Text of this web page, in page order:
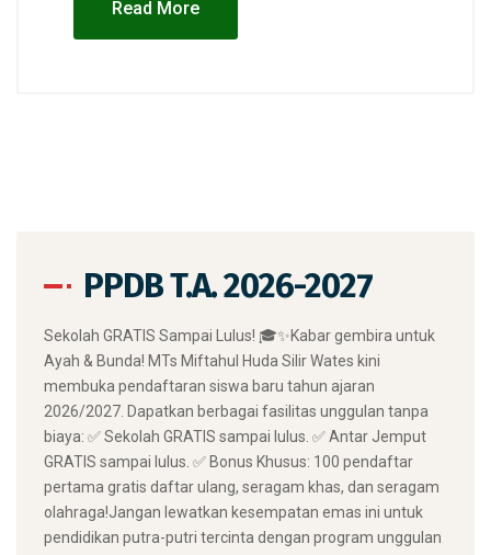
Read More
PPDB T.A. 2026-2027
​Sekolah GRATIS Sampai Lulus! 🎓✨ ​Kabar gembira untuk
Ayah & Bunda! MTs Miftahul Huda Silir Wates kini
membuka pendaftaran siswa baru tahun ajaran
2026/2027. Dapatkan berbagai fasilitas unggulan tanpa
biaya: ✅ Sekolah GRATIS sampai lulus. ✅ Antar Jemput
GRATIS sampai lulus. ✅ Bonus Khusus: 100 pendaftar
pertama gratis daftar ulang, seragam khas, dan seragam
olahraga! ​Jangan lewatkan kesempatan emas ini untuk
pendidikan putra-putri tercinta dengan program unggulan